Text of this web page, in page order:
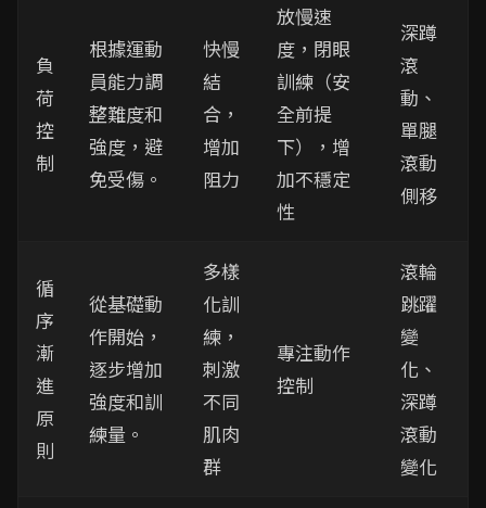
負
荷
控
制
根據運動
員能力調
整難度和
強度，避
免受傷。
快慢
結
合，
增加
阻力
放慢速
度，閉眼
訓練（安
全前提
下），增
加不穩定
性
深蹲
滾
動、
單腿
滾動
側移
循
序
漸
進
原
則
從基礎動
作開始，
逐步增加
強度和訓
練量。
多樣
化訓
練，
刺激
不同
肌肉
群
專注動作
控制
滾輪
跳躍
變
化、
深蹲
滾動
變化